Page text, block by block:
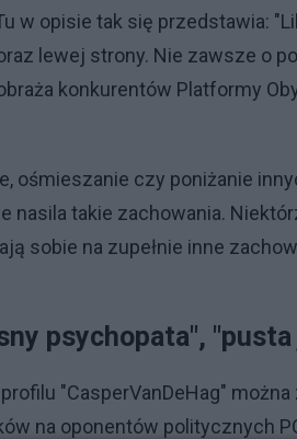
w opisie tak się przedstawia:
lewej strony. Nie zawsze o
konkurentów Platformy
ośmieszanie czy poniżanie
nasila takie zachowania.
sobie na zupełnie inne
psychopata",
"CasperVanDeHag"
na oponentów politycznych